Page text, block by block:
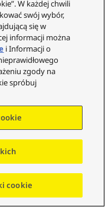
32' (na zewnętrzn
30 cm) W granic
wewnętrznym row
W każdej chwili
swój wybór,
się w
informacji można
i Informacji o
zgody na
spróbuj
cookie